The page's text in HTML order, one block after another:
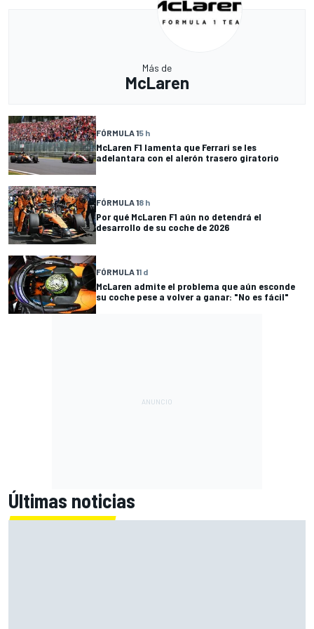
Más de
McLaren
FÓRMULA 15 h
McLaren F1 lamenta que Ferrari se les
adelantara con el alerón trasero giratorio
FÓRMULA 18 h
Por qué McLaren F1 aún no detendrá el
desarrollo de su coche de 2026
FÓRMULA 11 d
McLaren admite el problema que aún esconde
su coche pese a volver a ganar: "No es fácil"
Últimas noticias